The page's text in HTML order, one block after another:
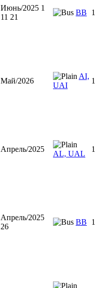
Июнь/2025 1
11 21
BB 1
Май/2026
AI,
UAI
1
Апрель/2025
AL, UAL
1
Апрель/2025
26
BB 1